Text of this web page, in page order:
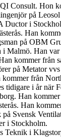
Consult. Hon
på
Ductor i
Han
på OBM
Malmö. Han
kommer från
på Metator
från
tidigare i år
Han
Han
Svensk
i Stockholm.
Teknik i